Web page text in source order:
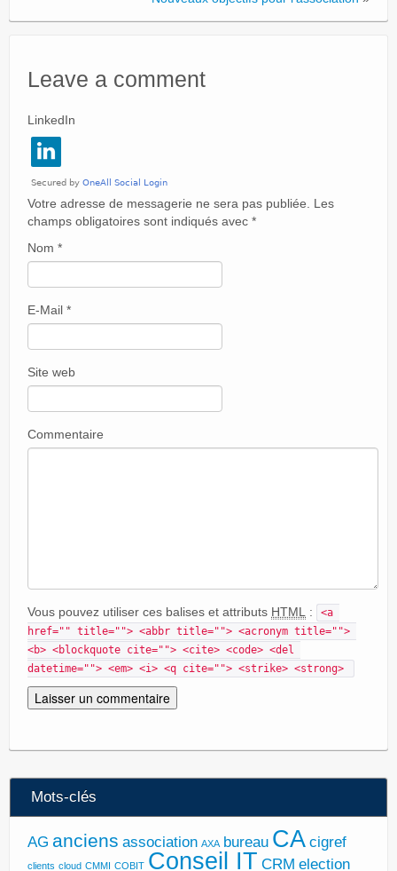
Leave a comment
LinkedIn
Votre adresse de messagerie ne sera pas publiée. Les
champs obligatoires sont indiqués avec *
Nom *
E-Mail *
Site web
Commentaire
Vous pouvez utiliser ces balises et attributs HTML :
<a
href="" title=""> <abbr title=""> <acronym title="">
<b> <blockquote cite=""> <cite> <code> <del
datetime=""> <em> <i> <q cite=""> <strike> <strong>
Mots-clés
AG anciens association AXA bureau CA cigref
clients cloud CMMI COBIT Conseil IT CRM election